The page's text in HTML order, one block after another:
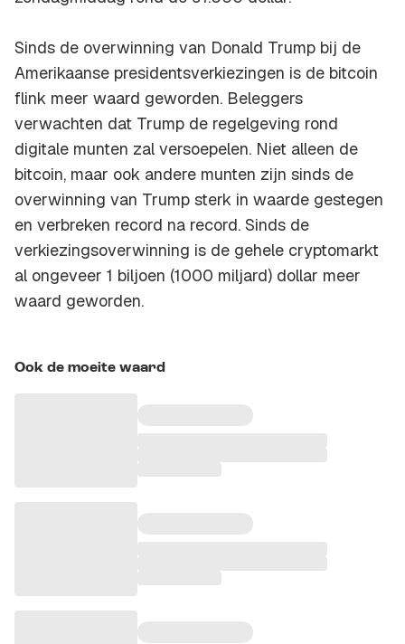
Sinds de overwinning van Donald Trump bij de
Amerikaanse presidentsverkiezingen is de bitcoin
flink meer waard geworden. Beleggers
verwachten dat Trump de regelgeving rond
digitale munten zal versoepelen. Niet alleen de
bitcoin, maar ook andere munten zijn sinds de
overwinning van Trump sterk in waarde gestegen
en verbreken record na record. Sinds de
verkiezingsoverwinning is de gehele cryptomarkt
al ongeveer 1 biljoen (1000 miljard) dollar meer
waard geworden.
Ook de moeite waard